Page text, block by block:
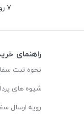
7 روز مهلت تست و بازگشت کالا
راهنمای
نحوه ثبت
شیوه های
رویه ارسال